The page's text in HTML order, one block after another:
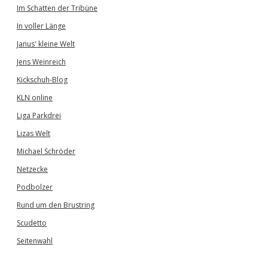
Im Schatten der Tribüne
In voller Länge
Janus' kleine Welt
Jens Weinreich
Kickschuh-Blog
KLN online
Liga Parkdrei
Lizas Welt
Michael Schröder
Netzecke
Podbolzer
Rund um den Brustring
Scudetto
Seitenwahl